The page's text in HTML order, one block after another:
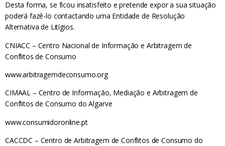
Desta forma, se ficou insatisfeito e pretende expor a sua situação
poderá fazê-lo contactando uma Entidade de Resolução
Alternativa de Litígios.
CNIACC – Centro Nacional de Informação e Arbitragem de
Conflitos de Consumo
www.arbitragemdeconsumo.org
CIMAAL – Centro de Informação, Mediação e Arbitragem de
Conflitos de Consumo do Algarve
www.consumidoronline.pt
CACCDC – Centro de Arbitragem de Conflitos de Consumo do